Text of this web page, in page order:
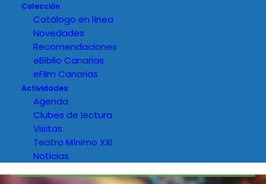
Colección
Catálogo en línea
Novedades
Recomendaciones
eBiblio Canarias
eFilm Canarias
Actividades
Agenda
Clubes de lectura
Visitas
Teatro Mínimo XXI
Noticias